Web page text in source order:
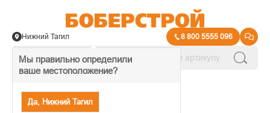
Мы правильно определили
ваше местоположение?
Да, Нижний Тагил
Нижний Тагил 8 800 5555 096